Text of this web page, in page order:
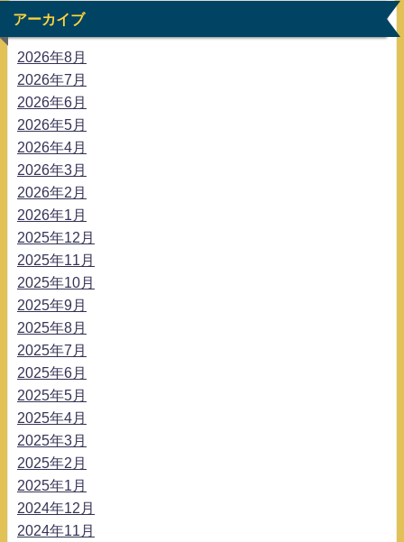
アーカイブ
2026年8月
2026年7月
2026年6月
2026年5月
2026年4月
2026年3月
2026年2月
2026年1月
2025年12月
2025年11月
2025年10月
2025年9月
2025年8月
2025年7月
2025年6月
2025年5月
2025年4月
2025年3月
2025年2月
2025年1月
2024年12月
2024年11月